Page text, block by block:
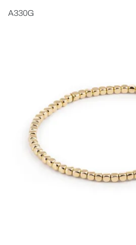
HOCHZEIT
A330G